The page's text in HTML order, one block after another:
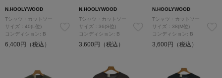
N.HOOLYWOOD
Tシャツ・カットソー
サイズ：40(L位)
コンディション: B
6,400円（税込）
N.HOOLYWOOD
Tシャツ・カットソー
サイズ：36(S位)
コンディション: B
3,600円（税込）
N.HOOLYWOOD
Tシャツ・カットソー
サイズ：38(M位)
コンディション: B
3,600円（税込）